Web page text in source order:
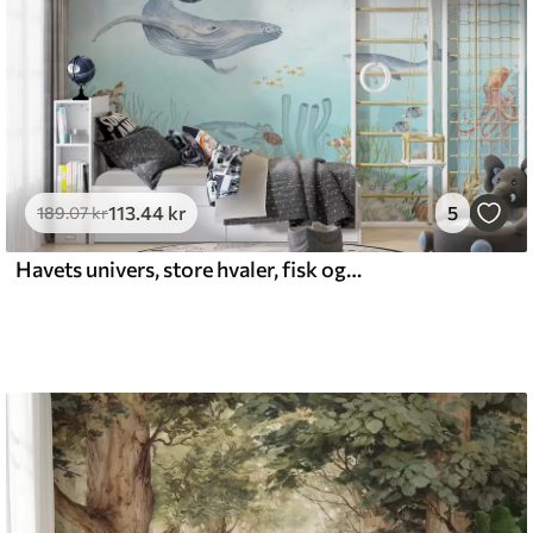
269.00kr/m²
and Stick
.67 400.00kr/m²
189.07kr113 .44 kr 5
Havets univers, store hvaler, fisk og skildpadder